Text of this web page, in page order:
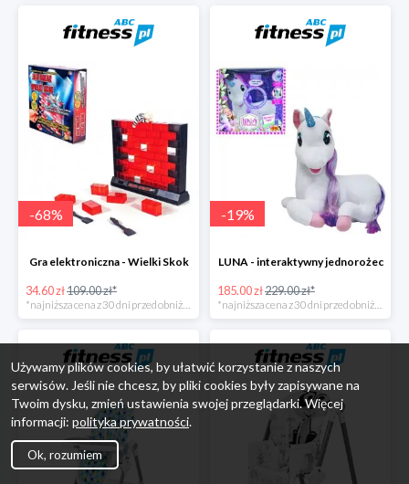
-68%
Gra elektroniczna - Wielki Skok
34.60 zł109.00 zł*
-19%
LUNA - interaktywny jednorożec
185.00 zł229.00 zł*
Używamy plików cookies, by ułatwić korzystanie z naszych
serwisów. Jeśli nie chcesz, by pliki cookies były zapisywane na
Twoim dysku, zmień ustawienia swojej przeglądarki. Więcej
informacji: polityka prywatności.
Ok, rozumiem